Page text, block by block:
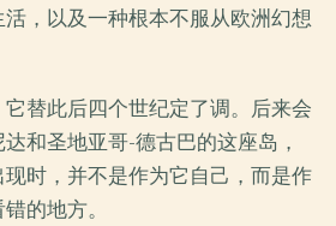
，以及一种根本不服从欧洲幻想
替此后四个世纪定了调。后来会
和圣地亚哥-德古巴的这座岛，
时，并不是作为它自己，而是作
的地方。